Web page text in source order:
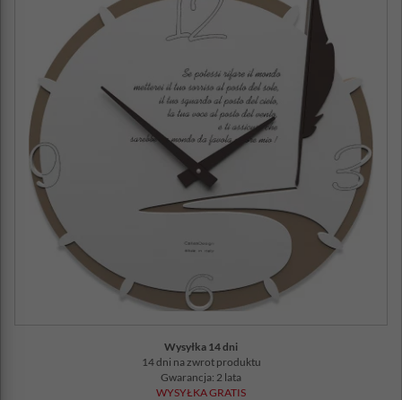
Wysyłka 14 dni
14 dni na zwrot produktu
Gwarancja: 2 lata
WYSYŁKA GRATIS